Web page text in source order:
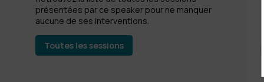
présentées par ce speaker pour ne manquer
aucune de ses interventions.
Toutes les sessions